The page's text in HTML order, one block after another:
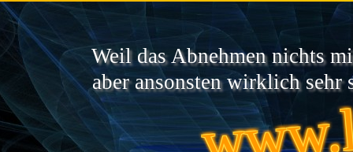
Weil das Abnehmen nichts
aber ansonsten wirklich sehr